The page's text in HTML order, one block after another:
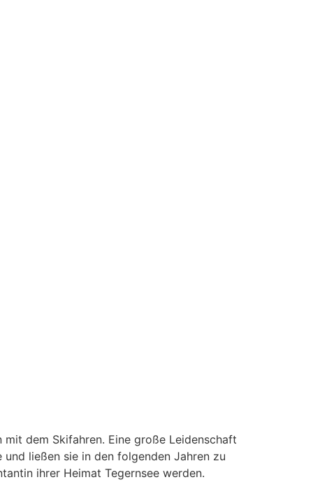
dem Skifahren. Eine große Leidenschaft
ließen sie in den folgenden Jahren zu
ihrer Heimat Tegernsee werden.